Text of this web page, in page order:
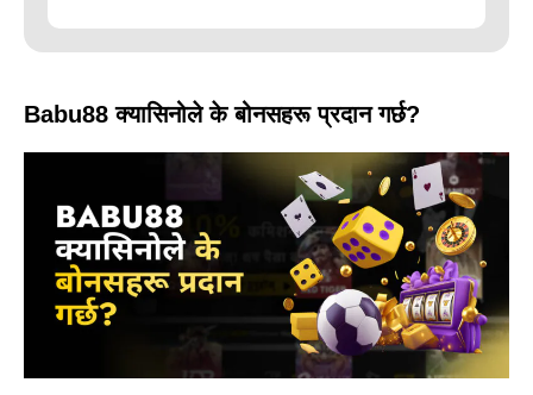
Babu88 क्यासिनोले के बोनसहरू प्रदान गर्छ?